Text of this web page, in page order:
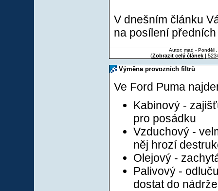
V dnešním článku
na posílení
Autor: mad -
(Zobrazit celý článek|
Výměna provozních filtrů
Ve Ford Puma
Kabinový -
pro posádku
Vzduchový -
něj hrozí
Olejový -
Palivový -
dostat do